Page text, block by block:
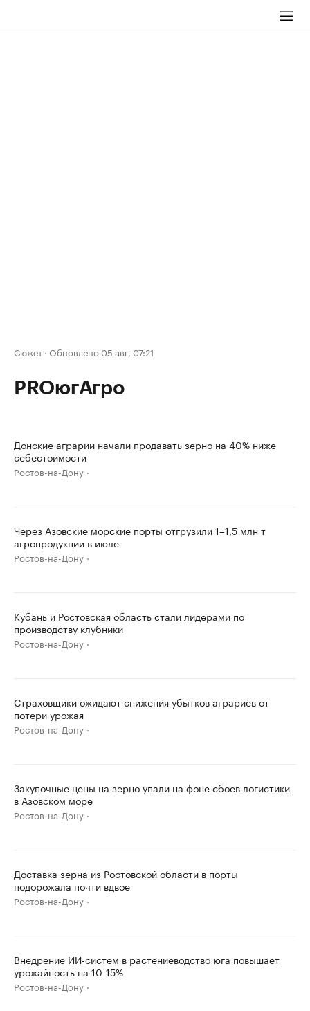
Сюжет · Обновлено 05 авг, 07:21
PROюгАгро
Донские аграрии начали продавать зерно на 40% ниже
себестоимости
Ростов-на-Дону
Через Азовские морские порты отгрузили 1–1,5 млн т
агропродукции в июле
Ростов-на-Дону
Кубань и Ростовская область стали лидерами по
производству клубники
Ростов-на-Дону
Страховщики ожидают снижения убытков аграриев от
потери урожая
Ростов-на-Дону
Закупочные цены на зерно упали на фоне сбоев логистики
в Азовском море
Ростов-на-Дону
Доставка зерна из Ростовской области в порты
подорожала почти вдвое
Ростов-на-Дону
Внедрение ИИ-систем в растениеводство юга повышает
урожайность на 10-15%
Ростов-на-Дону